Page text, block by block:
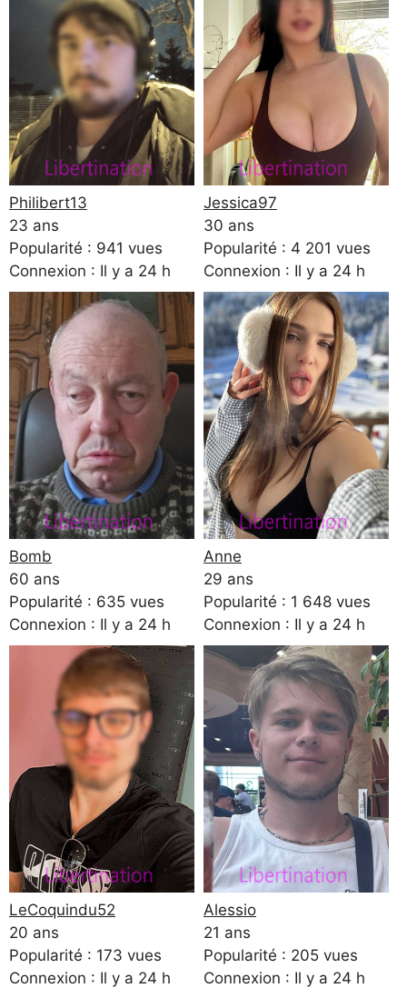
Philibert13
23 ans
Popularité : 941 vues
Connexion : Il y a 24 h
Jessica97
30 ans
Popularité : 4 201 vues
Connexion : Il y a 24 h
Bomb
60 ans
Popularité : 635 vues
Connexion : Il y a 24 h
Anne
29 ans
Popularité : 1 648 vues
Connexion : Il y a 24 h
LeCoquindu52
20 ans
Popularité : 173 vues
Connexion : Il y a 24 h
Alessio
21 ans
Popularité : 205 vues
Connexion : Il y a 24 h